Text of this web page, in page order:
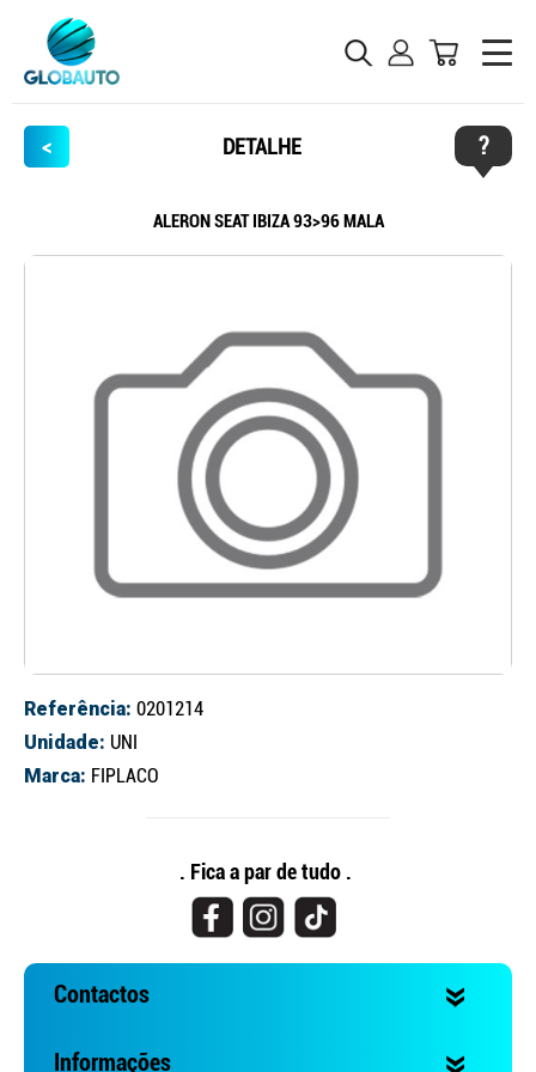
< DETALHE ?
ALERON SEAT IBIZA 93>96 MALA
Referência: 0201214
Unidade: UNI
Marca: FIPLACO
. Fica a par de tudo .
Contactos
Informações